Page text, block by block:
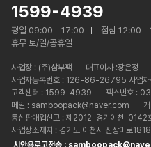
1599-4939
평일 09:00 - 17:00
점심 12:00 -
휴무 토/일/공휴일
사업장 : (주)삼부팩
대표이사 :장은정
사업자등록번호 : 126-86-26795 사업자
고객센터 : 1599-4939
팩스번호 :
메일 : samboopack@naver.com
통신판매업신고 : 제2012-경기이천-0142
사업장소재지 : 경기도 이천시 진상미로
시안용로고전송 :